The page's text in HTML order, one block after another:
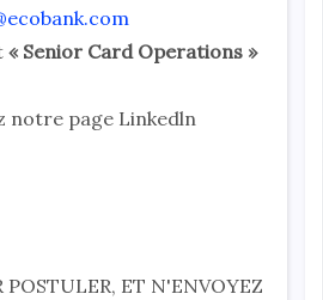
« Senior Card Operations »
notre page Linkedln
ET N'ENVOYEZ